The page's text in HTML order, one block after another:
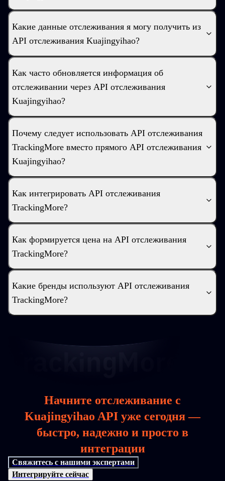
Какие данные отслеживания я могу получить из
API отслеживания Kuajingyihao?
Как часто обновляется информация об
отслеживании через API отслеживания
Kuajingyihao?
Почему следует использовать API отслеживания
TrackingMore вместо прямого API отслеживания
Kuajingyihao?
Как интегрировать API отслеживания
TrackingMore?
Как формируется цена на API отслеживания
TrackingMore?
Какие бренды используют API отслеживания
TrackingMore?
Начните отслеживание с
Kuajingyihao API уже сегодня —
быстро, надежно и просто в
интеграции
Свяжитесь с нашими экспертами
Интегрируйте сейчас